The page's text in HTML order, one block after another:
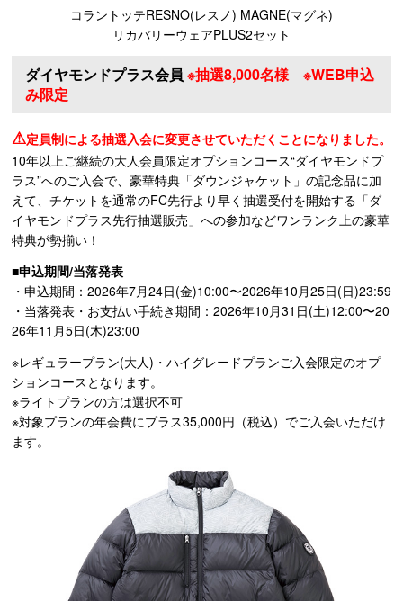
コラントッテRESNO(レスノ) MAGNE(マグネ)
リカバリーウェアPLUS2セット
ダイヤモンドプラス会員 ※抽選8,000名様 ※WEB申込
み限定
⚠定員制による抽選入会に変更させていただくことになりました。
10年以上ご継続の大人会員限定オプションコース“ダイヤモンドプ
ラス”へのご入会で、豪華特典「ダウンジャケット」の記念品に加
えて、チケットを通常のFC先行より早く抽選受付を開始する「ダ
イヤモンドプラス先行抽選販売」への参加などワンランク上の豪華
特典が勢揃い！
■申込期間/当落発表
・申込期間：2026年7月24日(金)10:00〜2026年10月25日(日)23:59
・当落発表・お支払い手続き期間：2026年10月31日(土)12:00〜20
26年11月5日(木)23:00
※レギュラープラン(大人)・ハイグレードプランご入会限定のオプ
ションコースとなります。
※ライトプランの方は選択不可
※対象プランの年会費にプラス35,000円（税込）でご入会いただけ
ます。